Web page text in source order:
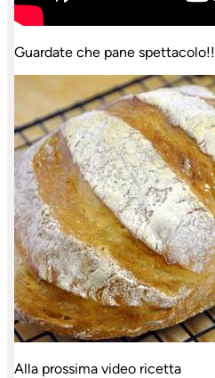
Guardate che pane spettacolo!!
Alla prossima video ricetta